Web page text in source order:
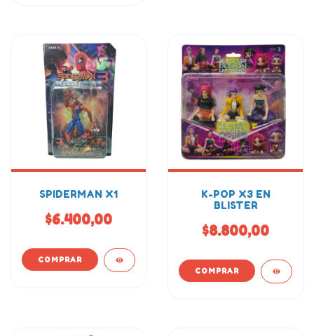
SPIDERMAN X1
$6.400,00
K-POP X3 EN
BLISTER
$8.800,00